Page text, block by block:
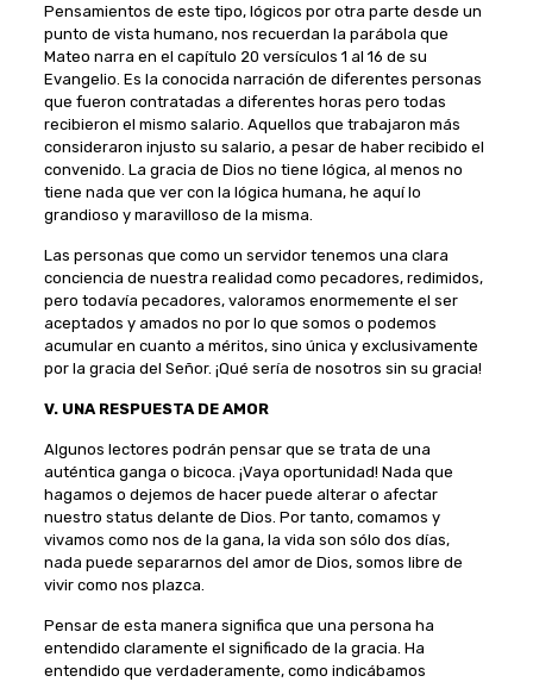
Pensamientos de este tipo, lógicos por otra parte desde un
punto de vista humano, nos recuerdan la parábola que
Mateo narra en el capítulo 20 versículos 1 al 16 de su
Evangelio. Es la conocida narración de diferentes personas
que fueron contratadas a diferentes horas pero todas
recibieron el mismo salario. Aquellos que trabajaron más
consideraron injusto su salario, a pesar de haber recibido el
convenido. La gracia de Dios no tiene lógica, al menos no
tiene nada que ver con la lógica humana, he aquí lo
grandioso y maravilloso de la misma.
Las personas que como un servidor tenemos una clara
conciencia de nuestra realidad como pecadores, redimidos,
pero todavía pecadores, valoramos enormemente el ser
aceptados y amados no por lo que somos o podemos
acumular en cuanto a méritos, sino única y exclusivamente
por la gracia del Señor. ¡Qué sería de nosotros sin su gracia!
V. UNA RESPUESTA DE AMOR
Algunos lectores podrán pensar que se trata de una
auténtica ganga o bicoca. ¡Vaya oportunidad! Nada que
hagamos o dejemos de hacer puede alterar o afectar
nuestro status delante de Dios. Por tanto, comamos y
vivamos como nos de la gana, la vida son sólo dos días,
nada puede separarnos del amor de Dios, somos libre de
vivir como nos plazca.
Pensar de esta manera significa que una persona ha
entendido claramente el significado de la gracia. Ha
entendido que verdaderamente, como indicábamos